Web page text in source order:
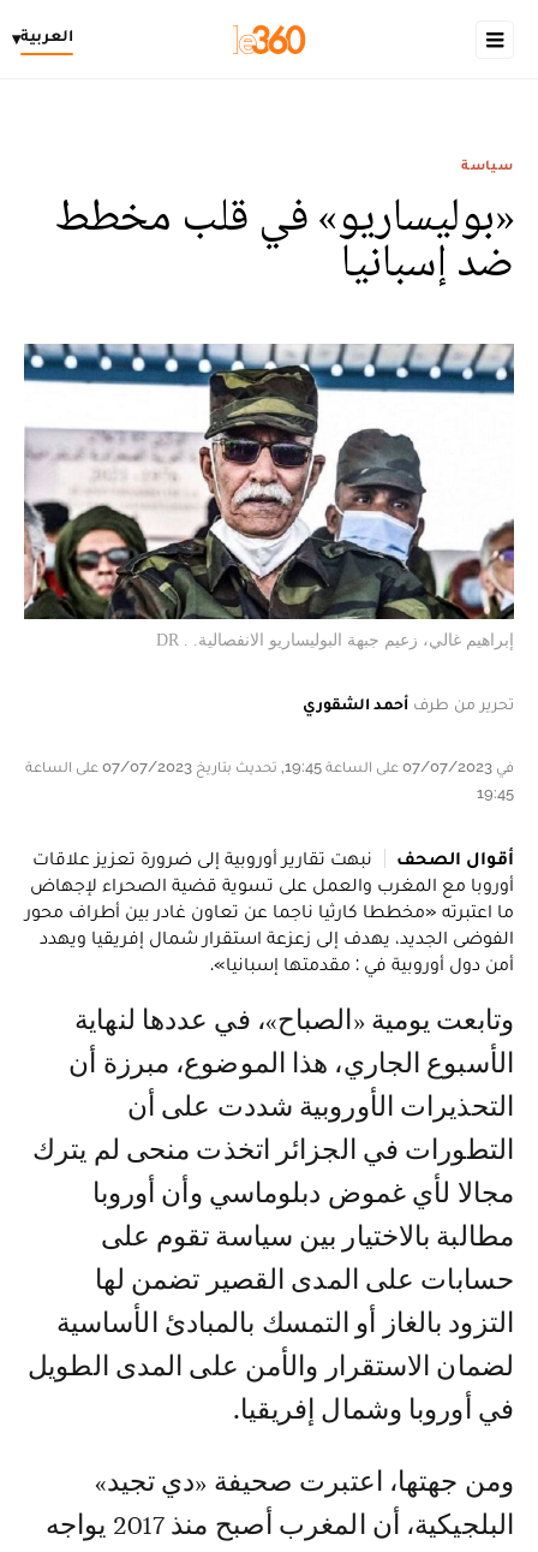
العربية▾
سياسة
«بوليساريو» في قلب مخطط
ضد إسبانيا
إبراهيم غالي، زعيم جبهة البوليساريو الانفصالية. . DR
تحرير من طرف أحمد الشقوري
في 07/07/2023 على الساعة 19:45, تحديث بتاريخ 07/07/2023 على الساعة
19:45
أقوال الصحف
نبهت تقارير أوروبية إلى ضرورة تعزيز علاقات
أوروبا مع المغرب والعمل على تسوية قضية الصحراء لإجهاض
ما اعتبرته «مخططا كارثيا ناجما عن تعاون غادر بين أطراف محور
الفوضى الجديد، يهدف إلى زعزعة استقرار شمال إفريقيا ويهدد
أمن دول أوروبية في : مقدمتها إسبانيا».
وتابعت يومية «الصباح»، في عددها لنهاية
الأسبوع الجاري، هذا الموضوع، مبرزة أن
التحذيرات الأوروبية شددت على أن
التطورات في الجزائر اتخذت منحى لم يترك
مجالا لأي غموض دبلوماسي وأن أوروبا
مطالبة بالاختيار بين سياسة تقوم على
حسابات على المدى القصير تضمن لها
التزود بالغاز أو التمسك بالمبادئ الأساسية
لضمان الاستقرار والأمن على المدى الطويل
في أوروبا وشمال إفريقيا.
ومن جهتها، اعتبرت صحيفة «دي تجيد»
البلجيكية، أن المغرب أصبح منذ 2017 يواجه